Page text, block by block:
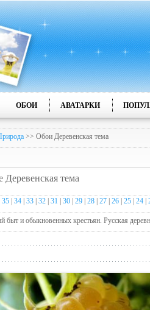
ОБОИ АВАТАРКИ
>> Обои Деревенская тема
Деревенская тема
35 34 33 32 31 30 29 28 27 26 25 24
и обыкновенных крестьян. Русская